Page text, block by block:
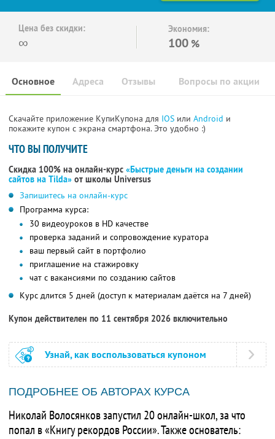
Цена без скидки:
∞
Экономия:
100 %
Основное Отзывы Вопросы по акции
Адреса
Скачайте приложение КупиКупона для IOS или Android и
покажите купон с экрана смартфона. Это удобно :)
ЧТО ВЫ ПОЛУЧИТЕ
Скидка 100% на онлайн-курс «Быстрые деньги на создании
сайтов на Tilda» от школы Universus
Запишитесь на онлайн-курс
Программа курса:
30 видеоуроков в HD качестве
проверка заданий и сопровождение куратора
ваш первый сайт в портфолио
приглашение на стажировку
чат с вакансиями по созданию сайтов
Курс длится 5 дней (доступ к материалам даётся на 7 дней)
Купон действителен по 11 сентября 2026 включительно
Узнай, как воспользоваться купоном
ПОДРОБНЕЕ ОБ АВТОРАХ КУРСА
Николай Волосянков запустил 20 онлайн-школ, за что
попал в «Книгу рекордов России». Также основатель: